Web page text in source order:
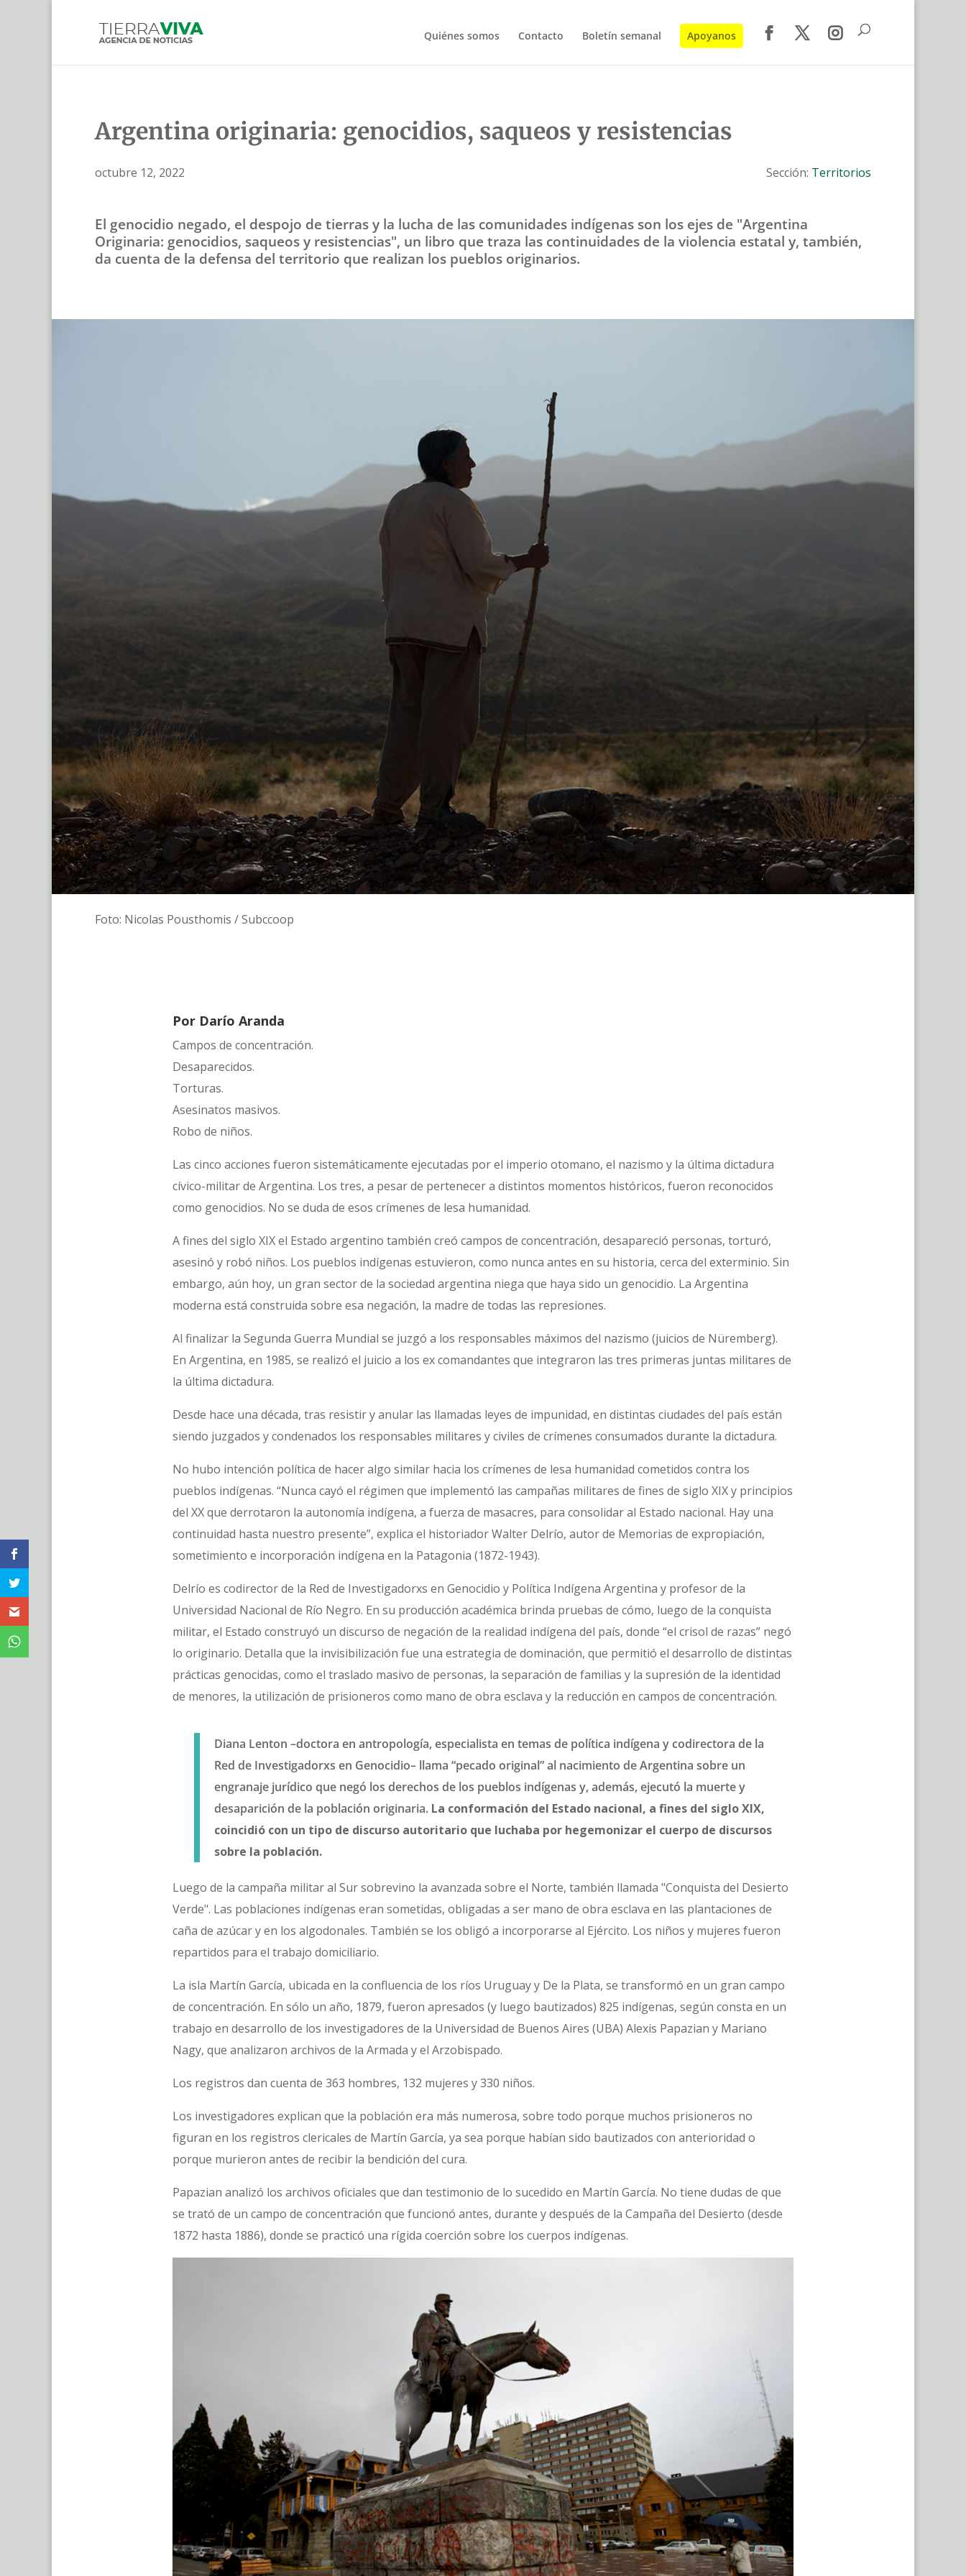
Quiénes somos Contacto Boletín semanal Apoyanos
Argentina originaria: genocidios, saqueos y resistencias
octubre 12, 2022 Sección: Territorios
El genocidio negado, el despojo de tierras y la lucha de las comunidades indígenas son los ejes de "Argentina
Originaria: genocidios, saqueos y resistencias", un libro que traza las continuidades de la violencia estatal y, también,
da cuenta de la defensa del territorio que realizan los pueblos originarios.
Foto: Nicolas Pousthomis / Subccoop
Por Darío Aranda
Campos de concentración.
Desaparecidos.
Torturas.
Asesinatos masivos.
Robo de niños.
Las cinco acciones fueron sistemáticamente ejecutadas por el imperio otomano, el nazismo y la última dictadura
cívico-militar de Argentina. Los tres, a pesar de pertenecer a distintos momentos históricos, fueron reconocidos
como genocidios. No se duda de esos crímenes de lesa humanidad.
A fines del siglo XIX el Estado argentino también creó campos de concentración, desapareció personas, torturó,
asesinó y robó niños. Los pueblos indígenas estuvieron, como nunca antes en su historia, cerca del exterminio. Sin
embargo, aún hoy, un gran sector de la sociedad argentina niega que haya sido un genocidio. La Argentina
moderna está construida sobre esa negación, la madre de todas las represiones.
Al finalizar la Segunda Guerra Mundial se juzgó a los responsables máximos del nazismo (juicios de Nüremberg).
En Argentina, en 1985, se realizó el juicio a los ex comandantes que integraron las tres primeras juntas militares de
la última dictadura.
Desde hace una década, tras resistir y anular las llamadas leyes de impunidad, en distintas ciudades del país están
siendo juzgados y condenados los responsables militares y civiles de crímenes consumados durante la dictadura.
No hubo intención política de hacer algo similar hacia los crímenes de lesa humanidad cometidos contra los
pueblos indígenas. “Nunca cayó el régimen que implementó las campañas militares de fines de siglo XIX y principios
del XX que derrotaron la autonomía indígena, a fuerza de masacres, para consolidar al Estado nacional. Hay una
continuidad hasta nuestro presente”, explica el historiador Walter Delrío, autor de Memorias de expropiación,
sometimiento e incorporación indígena en la Patagonia (1872-1943).
Delrío es codirector de la Red de Investigadorxs en Genocidio y Política Indígena Argentina y profesor de la
Universidad Nacional de Río Negro. En su producción académica brinda pruebas de cómo, luego de la conquista
militar, el Estado construyó un discurso de negación de la realidad indígena del país, donde “el crisol de razas” negó
lo originario. Detalla que la invisibilización fue una estrategia de dominación, que permitió el desarrollo de distintas
prácticas genocidas, como el traslado masivo de personas, la separación de familias y la supresión de la identidad
de menores, la utilización de prisioneros como mano de obra esclava y la reducción en campos de concentración.
Diana Lenton –doctora en antropología, especialista en temas de política indígena y codirectora de la
Red de Investigadorxs en Genocidio– llama “pecado original” al nacimiento de Argentina sobre un
engranaje jurídico que negó los derechos de los pueblos indígenas y, además, ejecutó la muerte y
desaparición de la población originaria. La conformación del Estado nacional, a fines del siglo XIX,
coincidió con un tipo de discurso autoritario que luchaba por hegemonizar el cuerpo de discursos
sobre la población.
Luego de la campaña militar al Sur sobrevino la avanzada sobre el Norte, también llamada "Conquista del Desierto
Verde". Las poblaciones indígenas eran sometidas, obligadas a ser mano de obra esclava en las plantaciones de
caña de azúcar y en los algodonales. También se los obligó a incorporarse al Ejército. Los niños y mujeres fueron
repartidos para el trabajo domiciliario.
La isla Martín García, ubicada en la confluencia de los ríos Uruguay y De la Plata, se transformó en un gran campo
de concentración. En sólo un año, 1879, fueron apresados (y luego bautizados) 825 indígenas, según consta en un
trabajo en desarrollo de los investigadores de la Universidad de Buenos Aires (UBA) Alexis Papazian y Mariano
Nagy, que analizaron archivos de la Armada y el Arzobispado.
Los registros dan cuenta de 363 hombres, 132 mujeres y 330 niños.
Los investigadores explican que la población era más numerosa, sobre todo porque muchos prisioneros no
figuran en los registros clericales de Martín García, ya sea porque habían sido bautizados con anterioridad o
porque murieron antes de recibir la bendición del cura.
Papazian analizó los archivos oficiales que dan testimonio de lo sucedido en Martín García. No tiene dudas de que
se trató de un campo de concentración que funcionó antes, durante y después de la Campaña del Desierto (desde
1872 hasta 1886), donde se practicó una rígida coerción sobre los cuerpos indígenas.